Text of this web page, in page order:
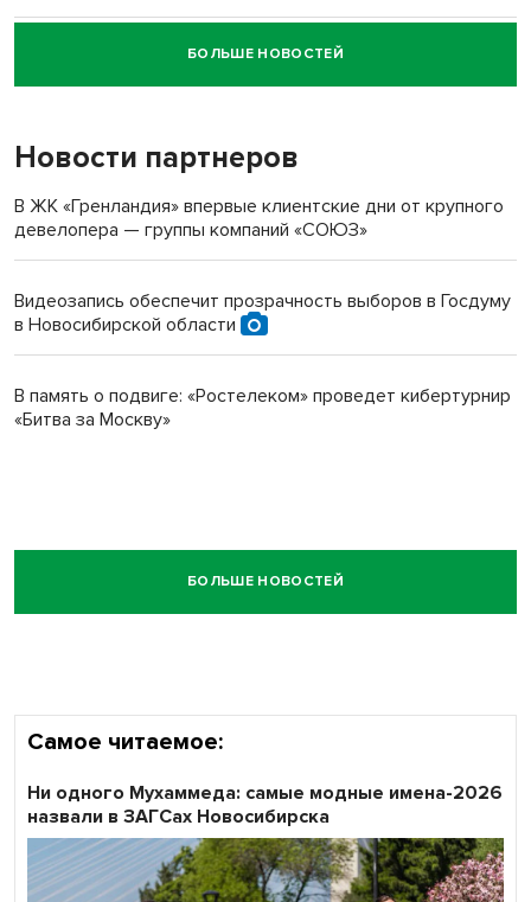
Новосибирский суд наказал водителя за смерть
пенсионерки на вокзале
БОЛЬШЕ НОВОСТЕЙ
Новости партнеров
В ЖК «Гренландия» впервые клиентские дни от крупного
девелопера — группы компаний «СОЮЗ»
Видеозапись обеспечит прозрачность выборов в Госдуму
в Новосибирской области
В память о подвиге: «Ростелеком» проведет кибертурнир
«Битва за Москву»
БОЛЬШЕ НОВОСТЕЙ
Самое читаемое:
Ни одного Мухаммеда: самые модные имена-2026
назвали в ЗАГСах Новосибирска